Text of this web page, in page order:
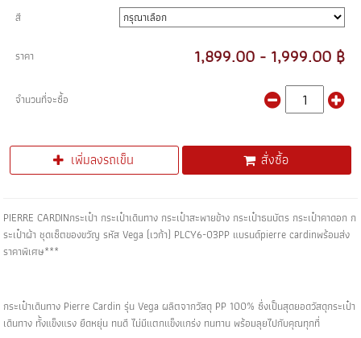
สี
ราคา 1,899.00 - 1,999.00 ฿
จำนวนที่จะซื้อ
เพิ่มลงรถเข็น สั่งซื้อ
PIERRE CARDINกระเป๋า กระเป๋าเดินทาง กระเป๋าสะพายข้าง กระเป๋าธนบัตร กระเป๋าคาดอก ก
ระเป๋าผ้า ชุดเซ็ตของขวัญ รหัส Vega (เวก้า) PLCY6-03PP แบรนด์pierre cardinพร้อมส่ง
ราคาพิเศษ***
กระเป๋าเดินทาง Pierre Cardin รุ่น Vega ผลิตจากวัสดุ PP 100% ซึ่งเป็นสุดยอดวัสดุกระเป๋า
เดินทาง ทั้งแข็งแรง ยืดหยุ่น ทนดี ไม่มีแตกแข็งแกร่ง ทนทาน พร้อมลุยไปกับคุณทุกที่